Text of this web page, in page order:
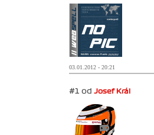
03.01.2012 - 20:21
#1 od Josef Král